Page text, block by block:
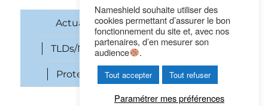
Actualités Noms de domaine
TLDs/New gTLDs Cybersécurité
Protection des marques SEO
Nameshield souhaite utiliser des
cookies permettant d’assurer le bon
fonctionnement du site et, avec nos
partenaires, d’en mesurer son
audience
.
Tout accepter Tout refuser
Paramétrer mes préférences